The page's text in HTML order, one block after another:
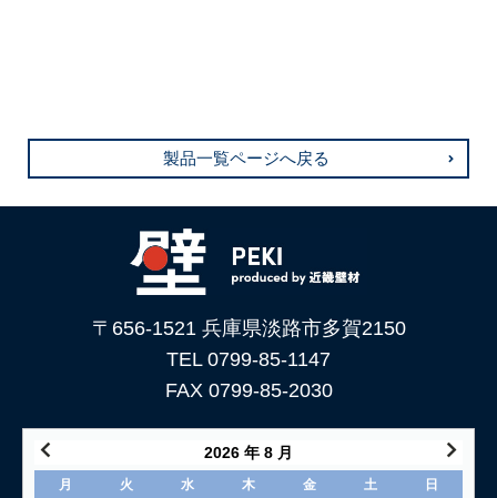
製品一覧ページへ戻る
〒656-1521 兵庫県淡路市多賀2150
TEL 0799-85-1147
FAX 0799-85-2030
2026 年 8 月
月 火 水 木 金 土 日